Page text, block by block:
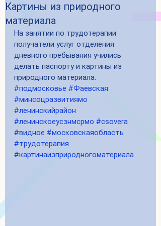
Картины из природного
материала
На занятии по трудотерапии
получатели услуг отделения
дневного пребывания учились
делать паспорту и картины из
природного материала.
#подмосковье #Фаевская
#минсоцразвитиямо
#ленинскийрайон
#ленинскоеусзнмсрмо #csovera
#видное #московскаяобласть
#трудотерапия
#картинаизприродногоматериала